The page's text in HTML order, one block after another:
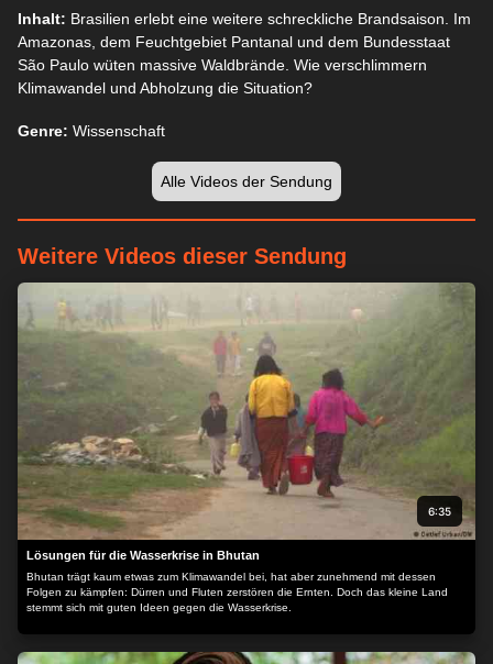
Inhalt: Brasilien erlebt eine weitere schreckliche Brandsaison. Im
Amazonas, dem Feuchtgebiet Pantanal und dem Bundesstaat
São Paulo wüten massive Waldbrände. Wie verschlimmern
Klimawandel und Abholzung die Situation?
Genre: Wissenschaft
Alle Videos der Sendung
Weitere Videos dieser Sendung
6:35
Lösungen für die Wasserkrise in Bhutan
Bhutan trägt kaum etwas zum Klimawandel bei, hat aber zunehmend mit dessen
Folgen zu kämpfen: Dürren und Fluten zerstören die Ernten. Doch das kleine Land
stemmt sich mit guten Ideen gegen die Wasserkrise.